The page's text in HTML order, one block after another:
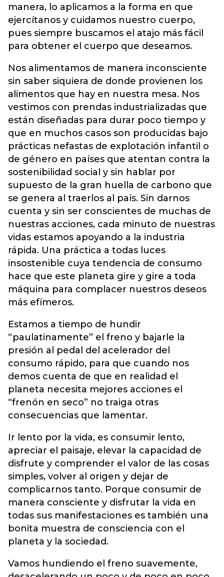
manera, lo aplicamos a la forma en que
ejercítanos y cuidamos nuestro cuerpo,
pues siempre buscamos el atajo más fácil
para obtener el cuerpo que deseamos.
Nos alimentamos de manera inconsciente
sin saber siquiera de donde provienen los
alimentos que hay en nuestra mesa. Nos
vestimos con prendas industrializadas que
están diseñadas para durar poco tiempo y
que en muchos casos son producidas bajo
prácticas nefastas de explotación infantil o
de género en países que atentan contra la
sostenibilidad social y sin hablar por
supuesto de la gran huella de carbono que
se genera al traerlos al país. Sin darnos
cuenta y sin ser conscientes de muchas de
nuestras acciones, cada minuto de nuestras
vidas estamos apoyando a la industria
rápida. Una práctica a todas luces
insostenible cuya tendencia de consumo
hace que este planeta gire y gire a toda
máquina para complacer nuestros deseos
más efímeros.
Estamos a tiempo de hundir
“paulatinamente” el freno y bajarle la
presión al pedal del acelerador del
consumo rápido, para que cuando nos
demos cuenta de que en realidad el
planeta necesita mejores acciones el
“frenón en seco” no traiga otras
consecuencias que lamentar.
Ir lento por la vida, es consumir lento,
apreciar el paisaje, elevar la capacidad de
disfrute y comprender el valor de las cosas
simples, volver al origen y dejar de
complicarnos tanto. Porque consumir de
manera consciente y disfrutar la vida en
todas sus manifestaciones es también una
bonita muestra de consciencia con el
planeta y la sociedad.
Vamos hundiendo el freno suavemente,